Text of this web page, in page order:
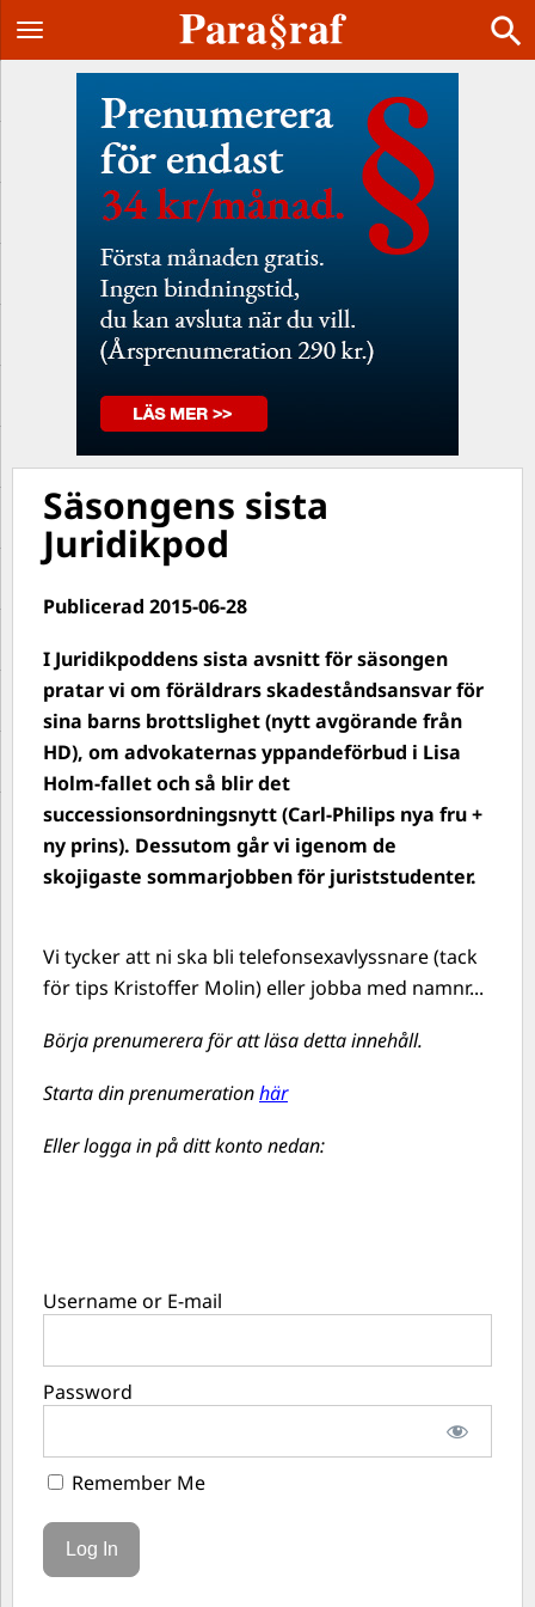
Säsongens sista
Juridikpod
Publicerad 2015-06-28
I Juridikpoddens sista avsnitt för säsongen
pratar vi om föräldrars skadeståndsansvar för
sina barns brottslighet (nytt avgörande från
HD), om advokaternas yppandeförbud i Lisa
Holm-fallet och så blir det
successionsordningsnytt (Carl-Philips nya fru +
ny prins). Dessutom går vi igenom de
skojigaste sommarjobben för juriststudenter.
Vi tycker att ni ska bli telefonsexavlyssnare (tack
för tips Kristoffer Molin) eller jobba med namnr...
Börja prenumerera för att läsa detta innehåll.
Starta din prenumerationhär
Eller logga in på ditt konto nedan:
Username or E-mail
Password
Remember Me